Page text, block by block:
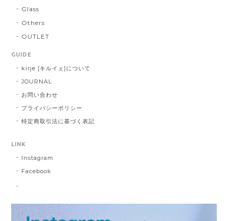
Glass
Others
OUTLET
GUIDE
kirje [キルイェ]について
JOURNAL
お問い合わせ
プライバシーポリシー
特定商取引法に基づく表記
LINK
Instagram
Facebook